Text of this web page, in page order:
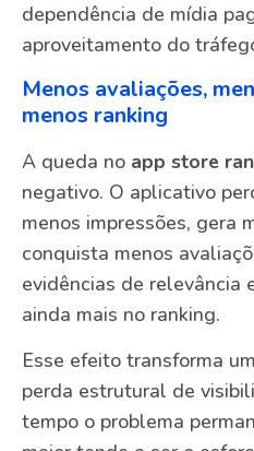
dependência de mídia
aproveitamento do
Menos avaliações,
menos ranking
A queda no app store
negativo. O aplicativo
menos impressões, gera
conquista menos
evidências de relevância
ainda mais no ranking.
Esse efeito transforma
perda estrutural de
tempo o problema